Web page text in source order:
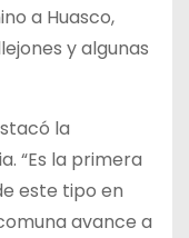
a Huasco,
y algunas
la
“Es la primera
este tipo en
avance a